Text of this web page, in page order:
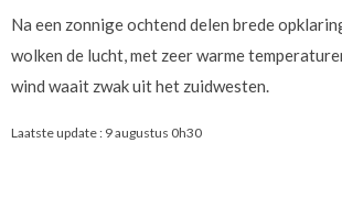
Na een zonnige ochtend delen brede
wolken de lucht, met zeer warme
wind waait zwak uit het zuidwesten.
Laatste update : 9 augustus 0h30